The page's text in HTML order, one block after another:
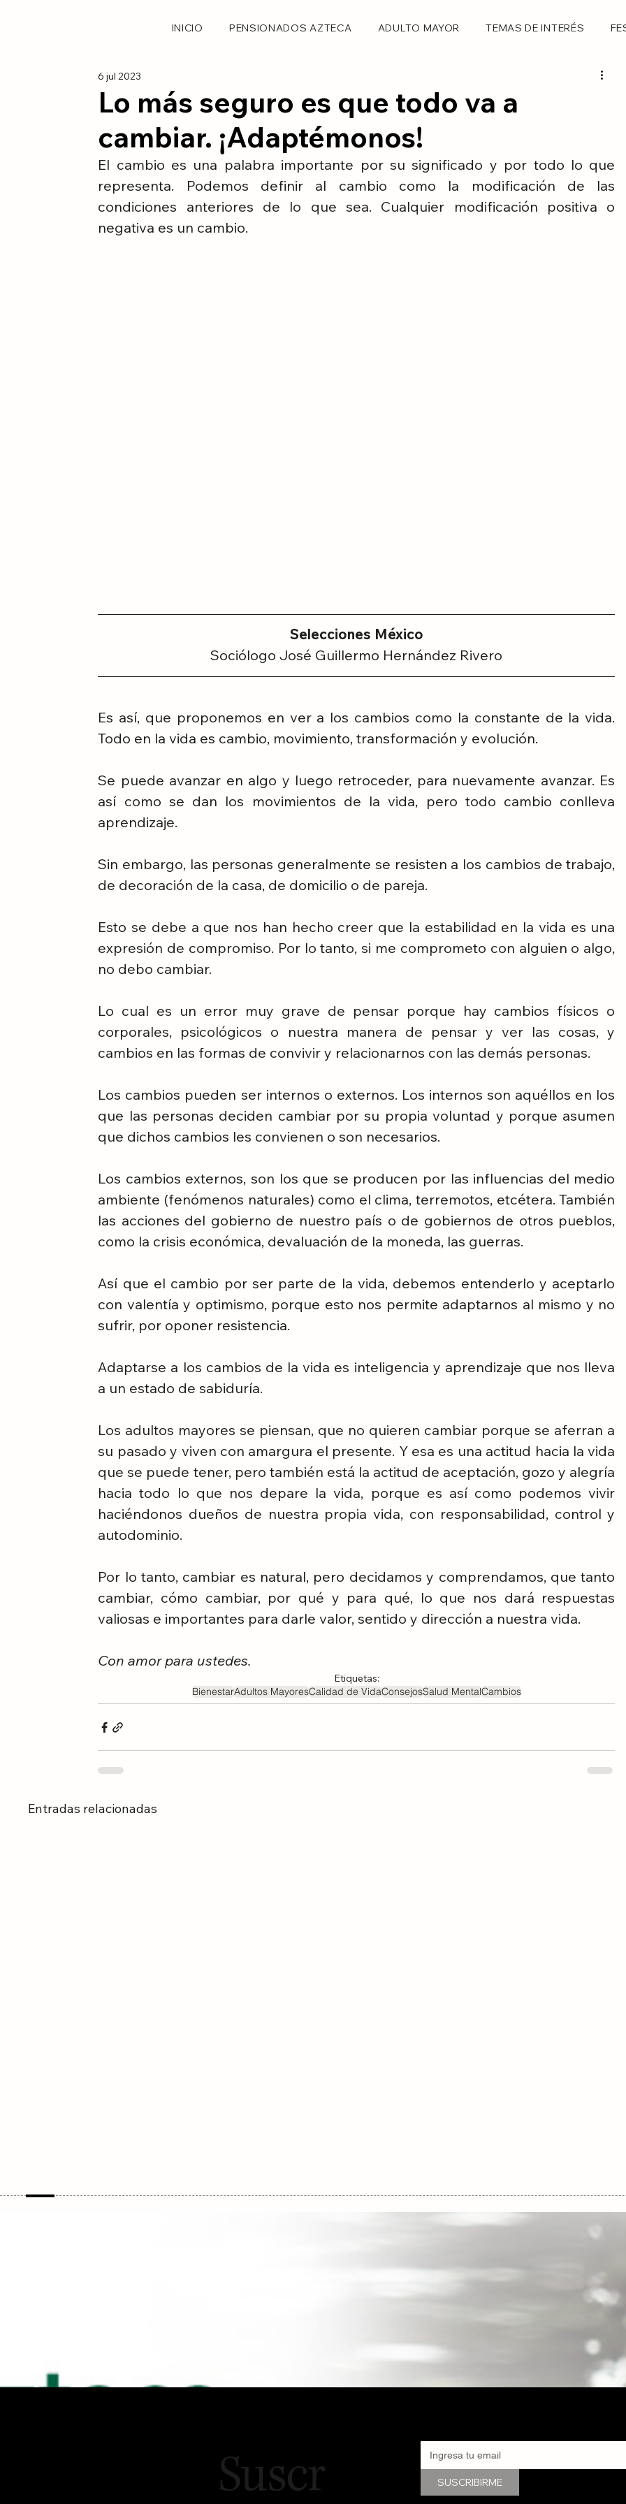
INICIO PENSIONADOS AZTECA ADULTO MAYOR TEMAS DE INTERÉS
Lo más seguro es que todo va a
cambiar. ¡Adaptémonos!
6 jul 2023
El cambio es una palabra importante por su significado y por todo lo que
representa. Podemos definir al cambio como la modificación de las
condiciones anteriores de lo que sea. Cualquier modificación positiva o
negativa es un cambio.
Selecciones México
Sociólogo José Guillermo Hernández Rivero
Es así, que proponemos en ver a los cambios como la constante de la vida.
Todo en la vida es cambio, movimiento, transformación y evolución.
Se puede avanzar en algo y luego retroceder, para nuevamente avanzar. Es
así como se dan los movimientos de la vida, pero todo cambio conlleva
aprendizaje.
Sin embargo, las personas generalmente se resisten a los cambios de trabajo,
de decoración de la casa, de domicilio o de pareja.
Esto se debe a que nos han hecho creer que la estabilidad en la vida es una
expresión de compromiso. Por lo tanto, si me comprometo con alguien o algo,
no debo cambiar.
Lo cual es un error muy grave de pensar porque hay cambios físicos o
corporales, psicológicos o nuestra manera de pensar y ver las cosas, y
cambios en las formas de convivir y relacionarnos con las demás personas.
Los cambios pueden ser internos o externos. Los internos son aquéllos en los
que las personas deciden cambiar por su propia voluntad y porque asumen
que dichos cambios les convienen o son necesarios.
Los cambios externos, son los que se producen por las influencias del medio
ambiente (fenómenos naturales) como el clima, terremotos, etcétera. También
las acciones del gobierno de nuestro país o de gobiernos de otros pueblos,
como la crisis económica, devaluación de la moneda, las guerras.
Así que el cambio por ser parte de la vida, debemos entenderlo y aceptarlo
con valentía y optimismo, porque esto nos permite adaptarnos al mismo y no
sufrir, por oponer resistencia.
Adaptarse a los cambios de la vida es inteligencia y aprendizaje que nos lleva
a un estado de sabiduría.
Los adultos mayores se piensan, que no quieren cambiar porque se aferran a
su pasado y viven con amargura el presente. Y esa es una actitud hacia la vida
que se puede tener, pero también está la actitud de aceptación, gozo y alegría
hacia todo lo que nos depare la vida, porque es así como podemos vivir
haciéndonos dueños de nuestra propia vida, con responsabilidad, control y
autodominio.
Por lo tanto, cambiar es natural, pero decidamos y comprendamos, que tanto
cambiar, cómo cambiar, por qué y para qué, lo que nos dará respuestas
valiosas e importantes para darle valor, sentido y dirección a nuestra vida.
Con amor para ustedes.
Etiquetas:
BienestarAdultos MayoresCalidad de VidaConsejosSalud MentalCambios
Entradas relacionadas
alguien muere?
Suscr SUSCRIBIRME